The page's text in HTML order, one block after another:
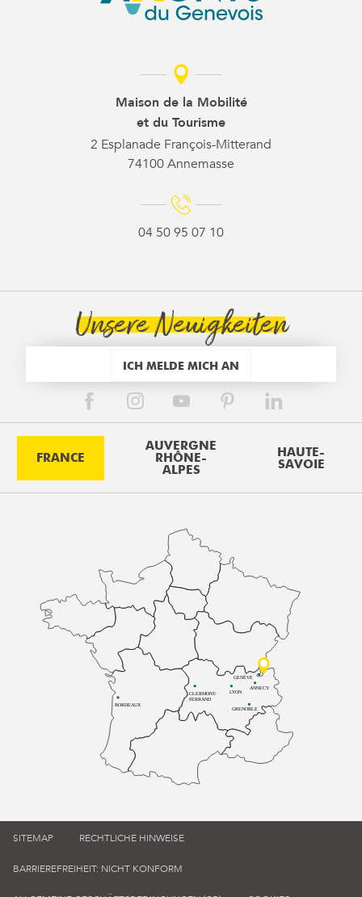
Maison de la Mobilité
et du Tourisme
2 Esplanade François-Mitterand
74100 Annemasse
04 50 95 07 10
Unsere Neuigkeiten
ICH MELDE MICH AN
FRANCE
AUVERGNE
RHÔNE-
ALPES
HAUTE-
SAVOIE
BORDEAUX
CLERMONT-
FERRAND
LYON
ANNECY
GRENOBLE
GENÈVE
SITEMAP RECHTLICHE HINWEISE
BARRIEREFREIHEIT: NICHT KONFORM